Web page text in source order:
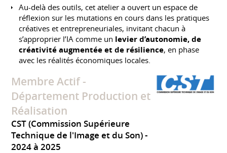
Au-delà des outils, cet atelier a ouvert un espace de
réflexion sur les mutations en cours dans les pratiques
créatives et entrepreneuriales, invitant chacun à
s’approprier l’IA comme un levier d’autonomie, de
créativité augmentée et de résilience, en phase
avec les réalités économiques locales.
Membre Actif -
Département Production et
Réalisation
CST (Commission Supérieure
Technique de l'Image et du Son)
2024 à 2025